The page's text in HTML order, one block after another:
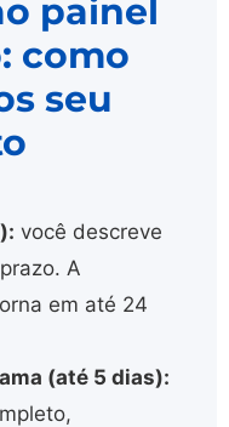
painel
como
seu
você descreve
A
em até 24
(até 5 dias):